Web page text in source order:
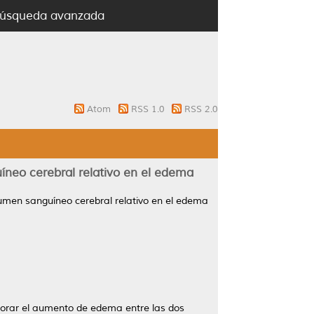
avanzada
Atom RSS 1.0 RSS 2.0
cerebral relativo en el edema
sanguíneo cerebral relativo en el edema
el aumento de edema entre las dos